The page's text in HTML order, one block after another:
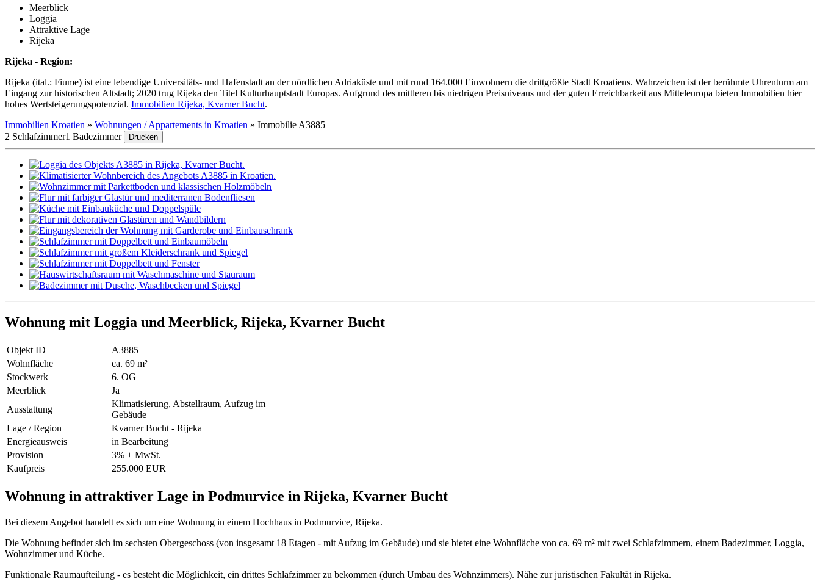
Meerblick
Loggia
Attraktive Lage
Rijeka
Rijeka - Region:
Rijeka (ital.: Fiume) ist eine lebendige Universitäts- und Hafenstadt an der nördlichen Adriaküste und mit rund 164.000 Einwohnern die drittgrößte Stadt Kroatiens. Wahrzeichen ist der berühmte Uhrenturm am
Eingang zur historischen Altstadt; 2020 trug Rijeka den Titel Kulturhauptstadt Europas. Aufgrund des mittleren bis niedrigen Preisniveaus und der guten Erreichbarkeit aus Mitteleuropa bieten Immobilien hier
hohes Wertsteigerungspotenzial. Immobilien Rijeka, Kvarner Bucht.
Immobilien Kroatien » Wohnungen / Appartements in Kroatien » Immobilie A3885
2 Schlafzimmer1 Badezimmer Drucken
Wohnung mit Loggia und Meerblick, Rijeka, Kvarner Bucht
Objekt ID
A3885
Wohnfläche
ca. 69 m²
Stockwerk
6. OG
Meerblick
Ja
Ausstattung
Klimatisierung, Abstellraum, Aufzug im
Gebäude
Lage / Region
Kvarner Bucht - Rijeka
Energieausweis
in Bearbeitung
Provision
3% + MwSt.
Kaufpreis
255.000 EUR
Wohnung in attraktiver Lage in Podmurvice in Rijeka, Kvarner Bucht
Bei diesem Angebot handelt es sich um eine Wohnung in einem Hochhaus in Podmurvice, Rijeka.
Die Wohnung befindet sich im sechsten Obergeschoss (von insgesamt 18 Etagen - mit Aufzug im Gebäude) und sie bietet eine Wohnfläche von ca. 69 m² mit zwei Schlafzimmern, einem Badezimmer, Loggia,
Wohnzimmer und Küche.
Funktionale Raumaufteilung - es besteht die Möglichkeit, ein drittes Schlafzimmer zu bekommen (durch Umbau des Wohnzimmers). Nähe zur juristischen Fakultät in Rijeka.